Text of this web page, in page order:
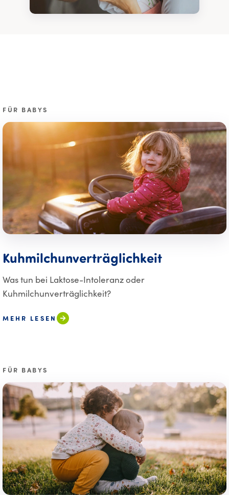
FÜR BABYS
Kuhmilchunverträglichkeit
Was tun bei Laktose-Intoleranz oder
Kuhmilchunverträglichkeit?
MEHR LESEN
FÜR BABYS